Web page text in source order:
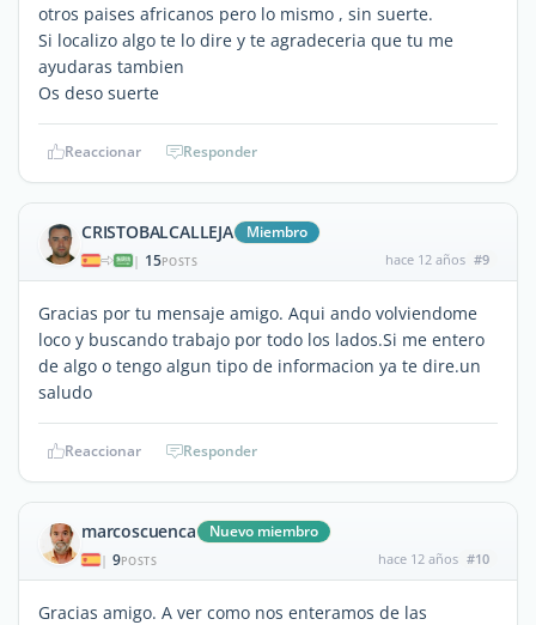
otros paises africanos pero lo mismo , sin suerte.
Si localizo algo te lo dire y te agradeceria que tu me
ayudaras tambien
Os deso suerte
Reaccionar Responder
CRISTOBALCALLEJA Miembro
| 15POSTS hace 12 años #9
Gracias por tu mensaje amigo. Aqui ando volviendome
loco y buscando trabajo por todo los lados.Si me entero
de algo o tengo algun tipo de informacion ya te dire.un
saludo
Reaccionar Responder
marcoscuenca Nuevo miembro
| 9POSTS hace 12 años #10
Gracias amigo. A ver como nos enteramos de las